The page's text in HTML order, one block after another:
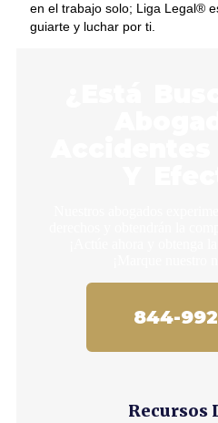
en el trabajo solo; Liga Legal®
guiarte y luchar por ti.
844-
Recursos